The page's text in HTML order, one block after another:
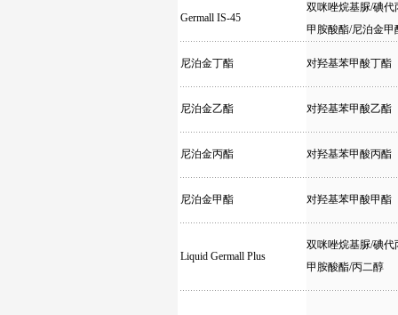
Germall IS-45
双咪唑烷基脲/碘代
甲胺酸酯/尼泊金甲
尼泊金丁酯 对羟基苯甲酸丁酯
尼泊金乙酯 对羟基苯甲酸乙酯
尼泊金丙酯 对羟基苯甲酸丙酯
尼泊金甲酯 对羟基苯甲酸甲酯
Liquid Germall Plus
双咪唑烷基脲/碘代
甲胺酸酯/丙二醇